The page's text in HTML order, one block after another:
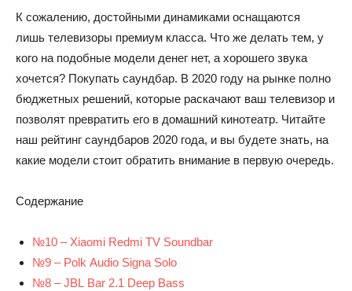
К сожалению, достойными динамиками оснащаются
лишь телевизоры премиум класса. Что же делать тем, у
кого на подобные модели денег нет, а хорошего звука
хочется? Покупать саундбар. В 2020 году на рынке полно
бюджетных решений, которые раскачают ваш телевизор и
позволят превратить его в домашний кинотеатр. Читайте
наш рейтинг саундбаров 2020 года, и вы будете знать, на
какие модели стоит обратить внимание в первую очередь.
Содержание
№10 – Xiaomi Redmi TV Soundbar
№9 – Polk Audio Signa Solo
№8 – JBL Bar 2.1 Deep Bass